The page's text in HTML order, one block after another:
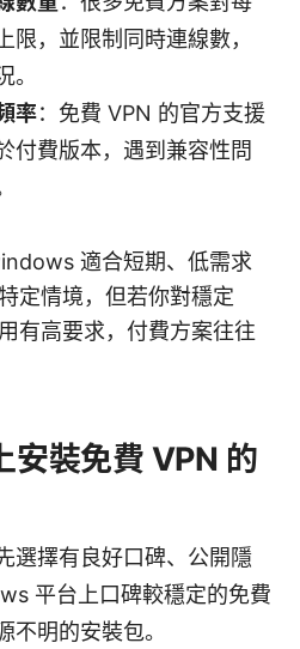
限，並限制同時連線數，
。
率：免費 VPN 的官方支援
付費版本，遇到兼容性問
適合短期、低需求
定情境，但若你對穩定
有高要求，付費方案往往
裝免費 VPN 的
選擇有良好口碑、公開隱
平台上口碑較穩定的免費
不明的安裝包。